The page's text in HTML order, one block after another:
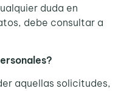
duda en
debe consultar a
aquellas solicitudes,